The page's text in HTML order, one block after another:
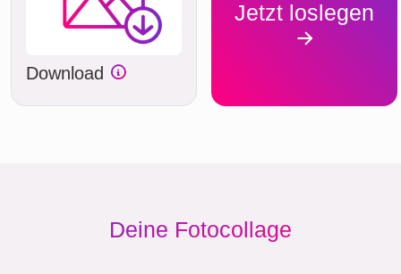
Download
Jetzt loslegen
Deine Fotocollage